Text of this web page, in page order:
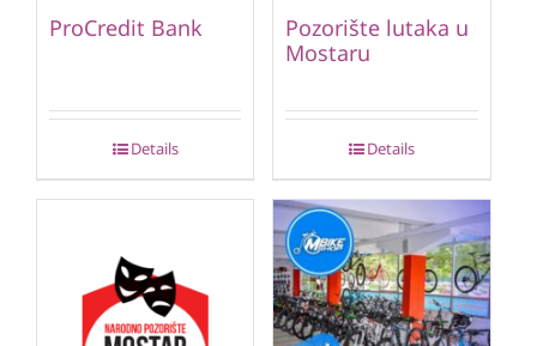
ProCredit Bank
Details
Pozorište lutaka u
Mostaru
Details